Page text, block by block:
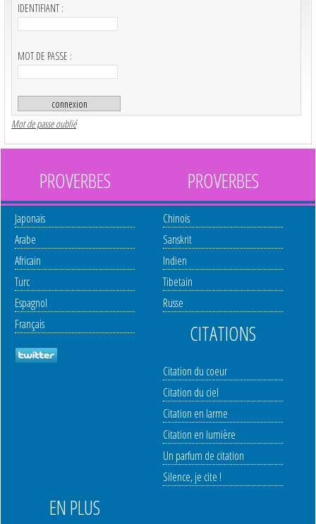
IDENTIFIANT :
MOT DE PASSE :
Mot de passe oublié
PROVERBES
Japonais
Arabe
Africain
Turc
Espagnol
Français
PROVERBES
Chinois
Sanskrit
Indien
Tibetain
Russe
CITATIONS
Citation du coeur
Citation du ciel
Citation en larme
Citation en lumière
Un parfum de citation
Silence, je cite !
EN PLUS